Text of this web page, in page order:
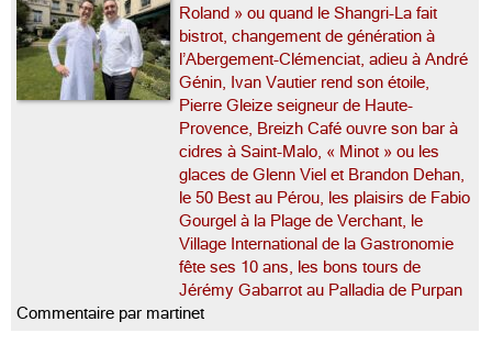
Roland » ou quand le Shangri-La fait
bistrot, changement de génération à
l’Abergement-Clémenciat, adieu à André
Génin, Ivan Vautier rend son étoile,
Pierre Gleize seigneur de Haute-
Provence, Breizh Café ouvre son bar à
cidres à Saint-Malo, « Minot » ou les
glaces de Glenn Viel et Brandon Dehan,
le 50 Best au Pérou, les plaisirs de Fabio
Gourgel à la Plage de Verchant, le
Village International de la Gastronomie
fête ses 10 ans, les bons tours de
Jérémy Gabarrot au Palladia de Purpan
Commentaire par martinet